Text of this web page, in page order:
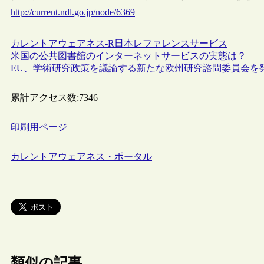
http://current.ndl.go.jp/node/6369
カレントアウェアネス-R 日本レファレンスサービス
米国の公共図書館のインターネットサービスの実態は？
EU、学術研究政策を議論する新たな欧州研究諮問委員会を
累計アクセス数:7346
印刷用ページ
カレントアウェアネス・ポータル